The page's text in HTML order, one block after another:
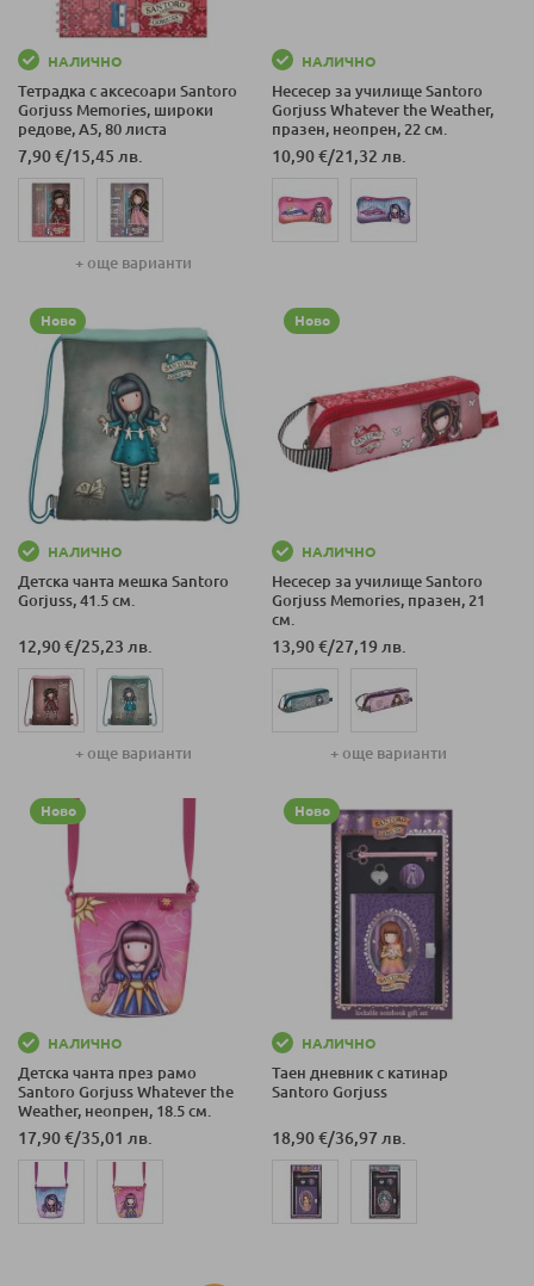
НАЛИЧНО
Тетрадка с аксесоари Santoro
Gorjuss Memories, широки
редове, А5, 80 листа
7,90 €/15,45 лв.
+ още варианти
НАЛИЧНО
Несесер за училище Santoro
Gorjuss Whatever the Weather,
празен, неопрен, 22 см.
10,90 €/21,32 лв.
Ново
НАЛИЧНО
Детска чанта мешка Santoro
Gorjuss, 41.5 см.
12,90 €/25,23 лв.
+ още варианти
Ново
НАЛИЧНО
Несесер за училище Santoro
Gorjuss Memories, празен, 21
см.
13,90 €/27,19 лв.
+ още варианти
Ново
НАЛИЧНО
Детска чанта през рамо
Santoro Gorjuss Whatever the
Weather, неопрен, 18.5 см.
17,90 €/35,01 лв.
Ново
НАЛИЧНО
Таен дневник с катинар
Santoro Gorjuss
18,90 €/36,97 лв.